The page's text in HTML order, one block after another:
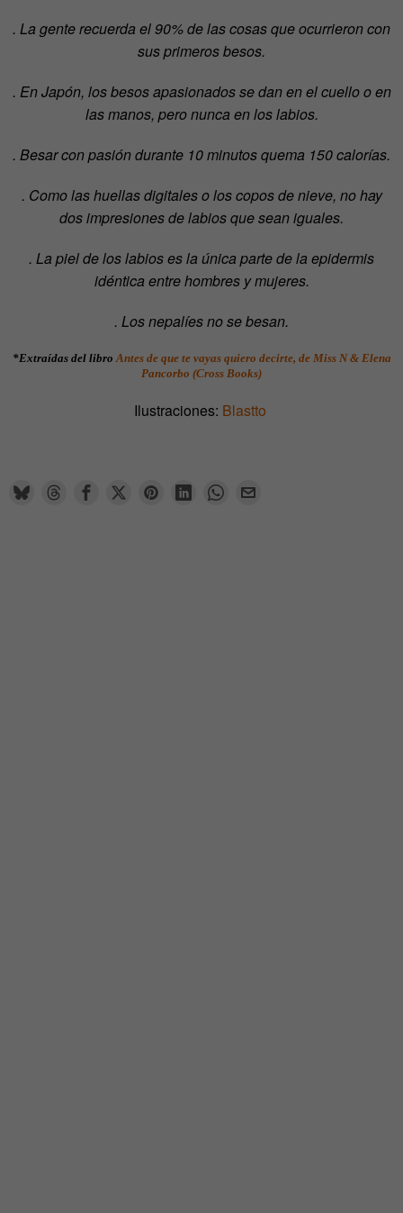
. La gente recuerda el 90% de las cosas que ocurrieron con
sus primeros besos.
. En Japón, los besos apasionados se dan en el cuello o en
las manos, pero nunca en los labios.
. Besar con pasión durante 10 minutos quema 150 calorías.
. Como las huellas digitales o los copos de nieve, no hay
dos impresiones de labios que sean iguales.
. La piel de los labios es la única parte de la epidermis
idéntica entre hombres y mujeres.
. Los nepalíes no se besan.
*Extraídas del libroAntes de que te vayas quiero decirte, de Miss N & Elena
Pancorbo (Cross Books)
Ilustraciones: Blastto